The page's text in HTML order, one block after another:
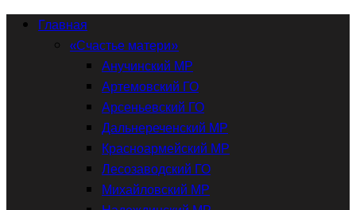
Главная
«Счастье матери»
Анучинский МР
Артемовский ГО
Арсеньевский ГО
Дальнереченский МР
Красноармейский МР
Лесозаводский ГО
Михайловский МР